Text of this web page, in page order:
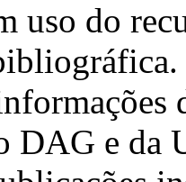
uso do
DAG e da